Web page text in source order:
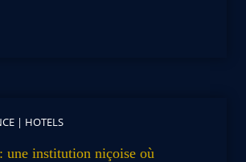
| HOTELS
une institution niçoise où